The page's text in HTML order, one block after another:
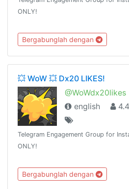
ONLY!
Bergabunglah dengan
💥 WoW 💥 Dx20 LIKES!
@WoWdx20likes
english
Telegram Engagement Group for
ONLY!
Bergabunglah dengan